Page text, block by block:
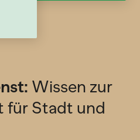
Wissen zur
für Stadt und